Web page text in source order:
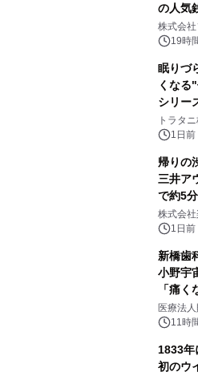
の人気
ラボレ
ボグッ
株式会
19時
眠りづ
くなる
シリー
トラタ
1日前
帰りの
三井ア
で約5
メニュ
株式会
1日前
新橋歯
小野宇
「痛
療計画
医療法
11時
1833年
初のウ